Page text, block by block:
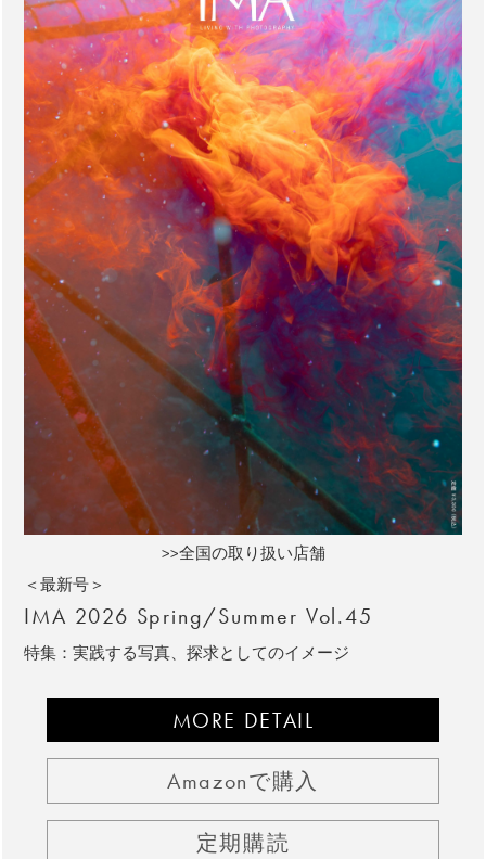
>>全国の取り扱い店舗
＜最新号＞
IMA 2026 Spring/Summer Vol.45
特集：実践する写真、探求としてのイメージ
MORE DETAIL
Amazonで購入
定期購読